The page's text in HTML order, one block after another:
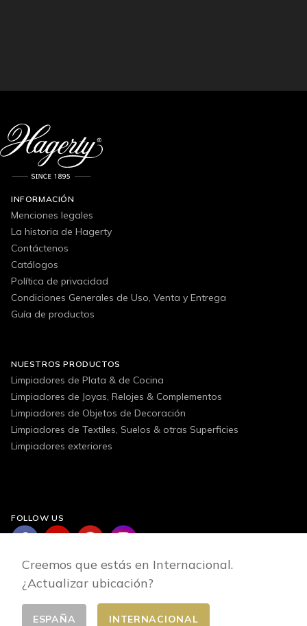
INFORMACIÓN
Menciones legales
La historia de Hagerty
Contáctenos
Catálogos
Política de privacidad
Condiciones Generales de Uso, Venta y Entrega
Guía de productos
NUESTROS PRODUCTOS
Limpiadores de Plata & de Cocina
Limpiadores de Joyas, Relojes & Complementos
Limpiadores de Objetos de Decoración
Limpiadores de Textiles, Suelos & otras Superficies
Limpiadores exteriores
FOLLOW US
Cambiar pais
Creemos que estás en Internacional.
¿Actualizar ubicación?
ESPAÑA INTERNACIONAL